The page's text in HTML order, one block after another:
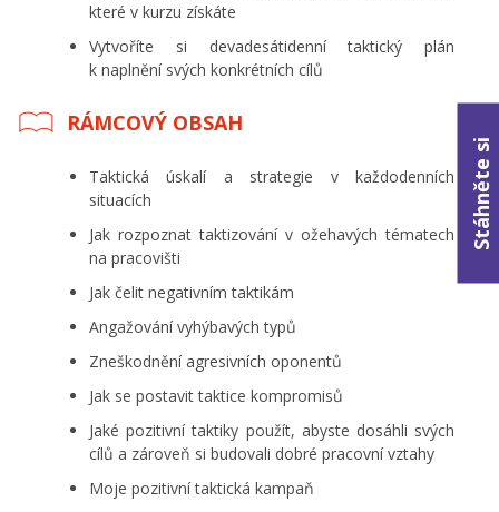
které v kurzu získáte
Vytvoříte si devadesátidenní taktický plán
k naplnění svých konkrétních cílů
RÁMCOVÝ OBSAH
Taktická úskalí a strategie v každodenních
situacích
Jak rozpoznat taktizování v ožehavých tématech
na pracovišti
Jak čelit negativním taktikám
Angažování vyhýbavých typů
Zneškodnění agresivních oponentů
Jak se postavit taktice kompromisů
Jaké pozitivní taktiky použít, abyste dosáhli svých
cílů a zároveň si budovali dobré pracovní vztahy
Moje pozitivní taktická kampaň
Stáhněte si